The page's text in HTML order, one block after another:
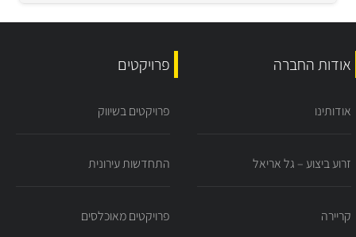
אודות החברה
אודותינו
זרוע ביצוע – גל אריאל
קריירה
פרויקטים
פרויקטים בשיווק
התחדשות עירונית
פרויקטים מאוכלסים